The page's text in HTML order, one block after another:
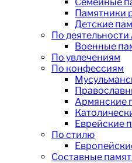
Памятники
Детские
По
Военные
По увлечениям
По конфессиям
Армянские
Еврейские
По стилю
Составные